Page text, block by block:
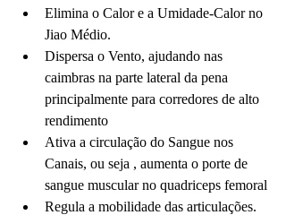
Elimina o Calor e a Umidade-Calor no
Jiao Médio.
Dispersa o Vento, ajudando nas
caimbras na parte lateral da pena
principalmente para corredores de alto
rendimento
Ativa a circulação do Sangue nos
Canais, ou seja , aumenta o porte de
sangue muscular no quadriceps femoral
Regula a mobilidade das articulações.